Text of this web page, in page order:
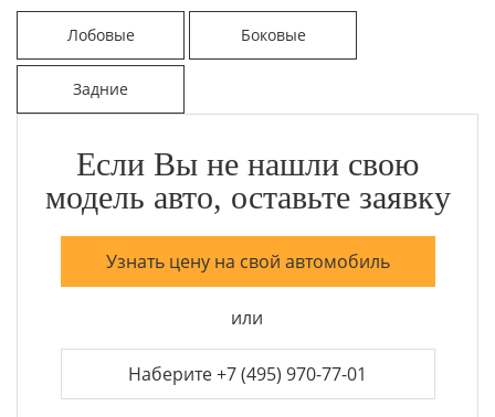
Лобовые Боковые
Задние
Если Вы не нашли свою
модель авто, оставьте заявку
Узнать цену на свой автомобиль
или
Наберите +7 (495) 970-77-01